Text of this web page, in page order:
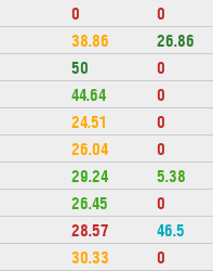
0 0
38.86 26.86
50 0
44.64 0
24.51 0
26.04 0
29.24 5.38
26.45 0
28.57 46.5
30.33 0